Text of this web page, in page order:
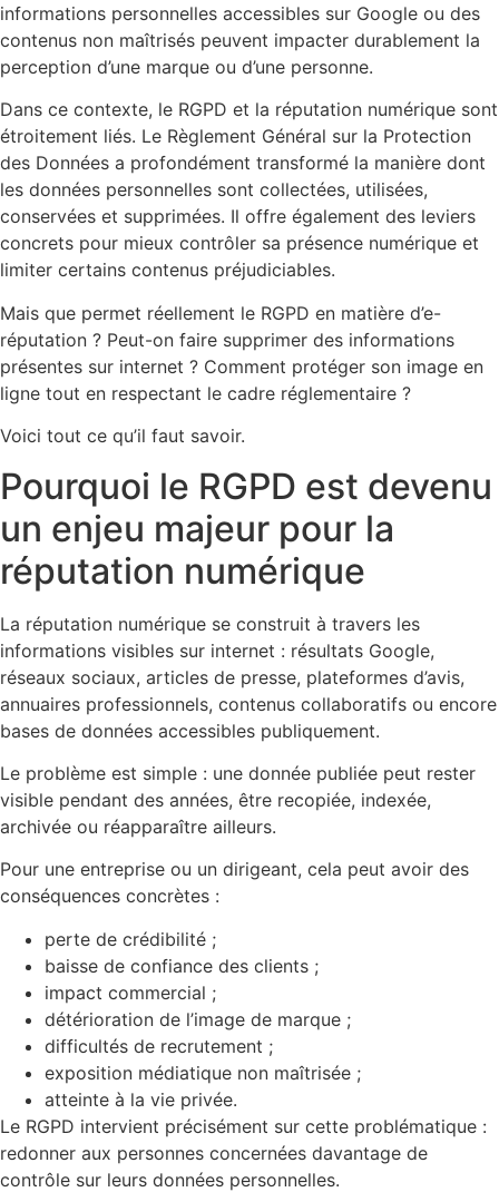
informations personnelles accessibles sur Google ou des
contenus non maîtrisés peuvent impacter durablement la
perception d’une marque ou d’une personne.
Dans ce contexte, le RGPD et la réputation numérique sont
étroitement liés. Le Règlement Général sur la Protection
des Données a profondément transformé la manière dont
les données personnelles sont collectées, utilisées,
conservées et supprimées. Il offre également des leviers
concrets pour mieux contrôler sa présence numérique et
limiter certains contenus préjudiciables.
Mais que permet réellement le RGPD en matière d’e-
réputation ? Peut-on faire supprimer des informations
présentes sur internet ? Comment protéger son image en
ligne tout en respectant le cadre réglementaire ?
Voici tout ce qu’il faut savoir.
Pourquoi le RGPD est devenu
un enjeu majeur pour la
réputation numérique
La réputation numérique se construit à travers les
informations visibles sur internet : résultats Google,
réseaux sociaux, articles de presse, plateformes d’avis,
annuaires professionnels, contenus collaboratifs ou encore
bases de données accessibles publiquement.
Le problème est simple : une donnée publiée peut rester
visible pendant des années, être recopiée, indexée,
archivée ou réapparaître ailleurs.
Pour une entreprise ou un dirigeant, cela peut avoir des
conséquences concrètes :
perte de crédibilité ;
baisse de confiance des clients ;
impact commercial ;
détérioration de l’image de marque ;
difficultés de recrutement ;
exposition médiatique non maîtrisée ;
atteinte à la vie privée.
Le RGPD intervient précisément sur cette problématique :
redonner aux personnes concernées davantage de
contrôle sur leurs données personnelles.